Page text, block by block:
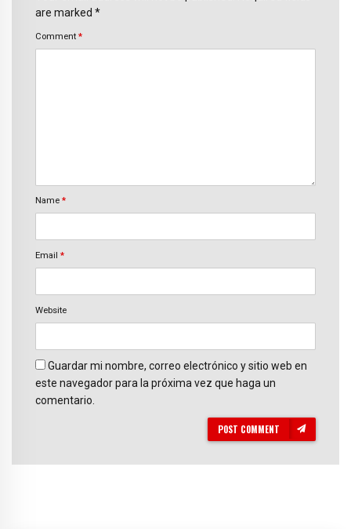
are marked *
Comment *
Name *
Email *
Website
Guardar mi nombre, correo electrónico y sitio web en
este navegador para la próxima vez que haga un
comentario.
POST COMMENT